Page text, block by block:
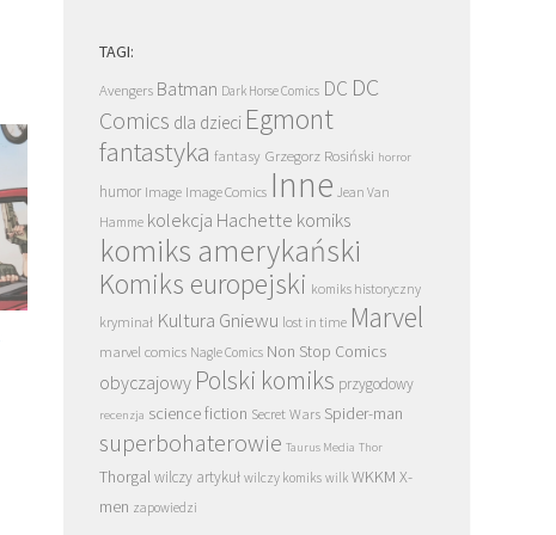
Smarkula. California Screaming. Tom 2 –
recenzja. Nie Scott Pilgrim, a intryga
wciąż przyciąga
Cauchon albo człowiek
Joannę d’Arc
TAGI:
Avengers Batman Dark Horse Comics DC DC
Comics dla dzieci Egmont
fantastyka fantasy Grzegorz Rosiński horror
humor Image Image Comics Inne Jean Van
Hamme kolekcja Hachette komiks
komiks amerykański
Komiks europejski komiks historyczny
kryminał Kultura Gniewu lost in time Marvel
marvel comics Nagle Comics Non Stop Comics
obyczajowy Polski komiks przygodowy
recenzja science fiction Secret Wars Spider-man
superbohaterowie Taurus Media Thor
Thorgalwilczy artykuł wilczy komiks wilk WKKM X-
men zapowiedzi